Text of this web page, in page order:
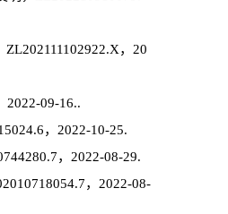
，20
2022-09-16..
，2022-10-25.
，2022-08-29.
，2022-08-